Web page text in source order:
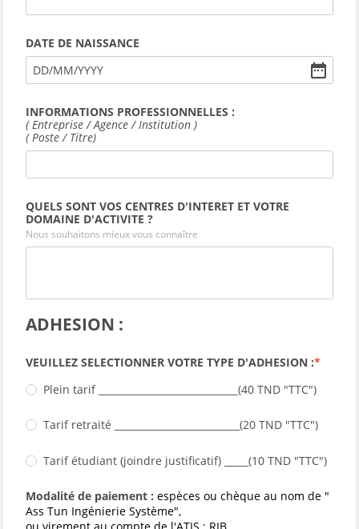
DATE DE NAISSANCE
DD/MM/YYYY
INFORMATIONS PROFESSIONNELLES :
( Entreprise / Agence / Institution )
( Poste / Titre)
QUELS SONT VOS CENTRES D'INTERET ET VOTRE
DOMAINE D'ACTIVITE ?
Nous souhaitons mieux vous connaître
ADHESION :
VEUILLEZ SELECTIONNER VOTRE TYPE D'ADHESION :
Plein tarif _____________________________(40 TND "TTC")
Tarif retraité __________________________(20 TND "TTC")
Tarif étudiant (joindre justificatif) _____(10 TND "TTC")
Modalité de paiement : espèces ou chèque au nom de "
Ass Tun Ingénierie Système",
ou virement au compte de l'ATIS : RIB